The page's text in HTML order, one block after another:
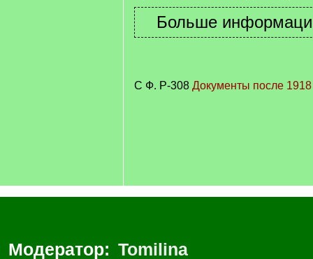
С Ф. Р-308 Документы после 1918
Модератор: Tomilina